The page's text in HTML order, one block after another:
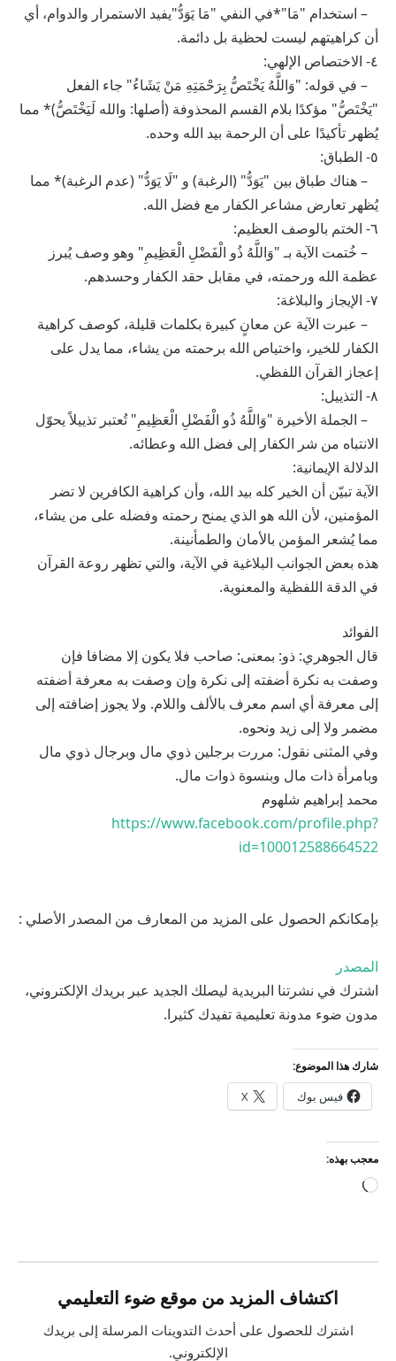
– استخدام "مَا"*في النفي "مَا يَوَدُّ"يفيد الاستمرار والدوام، أي
أن كراهيتهم ليست لحظية بل دائمة.
٤- الاختصاص الإلهي:
– في قوله: "وَاللَّهُ يَخْتَصُّ بِرَحْمَتِهِ مَنْ يَشَاءُ" جاء الفعل
"يَخْتَصُّ" مؤكدًا بلام القسم المحذوفة (أصلها: والله لَيَخْتَصُّ)* مما
يُظهر تأكيدًا على أن الرحمة بيد الله وحده.
٥- الطباق:
– هناك طباق بين "يَوَدُّ" (الرغبة) و "لَا يَوَدُّ" (عدم الرغبة)* مما
يُظهر تعارض مشاعر الكفار مع فضل الله.
٦- الختم بالوصف العظيم:
– خُتمت الآية بـ "وَاللَّهُ ذُو الْفَضْلِ الْعَظِيمِ" وهو وصف يُبرز
عظمة الله ورحمته، في مقابل حقد الكفار وحسدهم.
٧- الإيجاز والبلاغة:
– عبرت الآية عن معانٍ كبيرة بكلمات قليلة، كوصف كراهية
الكفار للخير، واختياص الله برحمته من يشاء، مما يدل على
إعجاز القرآن اللفظي.
٨- التذييل:
– الجملة الأخيرة "وَاللَّهُ ذُو الْفَضْلِ الْعَظِيمِ" تُعتبر تذييلاً يحوّل
الانتباه من شر الكفار إلى فضل الله وعطائه.
الدلالة الإيمانية:
الآية تبيّن أن الخير كله بيد الله، وأن كراهية الكافرين لا تضر
المؤمنين، لأن الله هو الذي يمنح رحمته وفضله على من يشاء،
مما يُشعر المؤمن بالأمان والطمأنينة.
هذه بعض الجوانب البلاغية في الآية، والتي تظهر روعة القرآن
في الدقة اللفظية والمعنوية.
الفوائد
قال الجوهري: ذو: بمعنى: صاحب فلا يكون إلا مضافا فإن
وصفت به نكرة أضفته إلى نكرة وإن وصفت به معرفة أضفته
إلى معرفة أي اسم معرف بالألف واللام. ولا يجوز إضافته إلى
مضمر ولا إلى زيد ونحوه.
وفي المثنى نقول: مررت برجلين ذوي مال وبرجال ذوي مال
وبامرأة ذات مال وبنسوة ذوات مال.
محمد إبراهيم شلهوم
https://www.facebook.com/profile.php?
id=100012588664522
بإمكانكم الحصول على المزيد من المعارف من المصدر الأصلي :
المصدر
اشترك في نشرتنا البريدية ليصلك الجديد عبر بريدك الإلكتروني،
مدون ضوء مدونة تعليمية تفيدك كثيرا.
شارك هذا الموضوع:
فيس بوك X
معجب بهذه:
جاري
اكتشاف المزيد من موقع ضوء التعليمي
اشترك للحصول على أحدث التدوينات المرسلة إلى بريدك
الإلكتروني.